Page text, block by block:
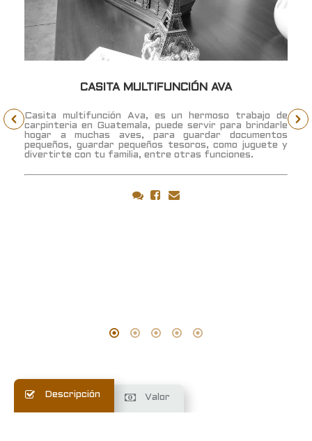
CASITA MULTIFUNCIÓN AVA
Casita multifunción Ava, es un hermoso trabajo de
carpinteria en Guatemala, puede servir para brindarle
hogar a muchas aves, para guardar documentos
pequeños, guardar pequeños tesoros, como juguete y
divertirte con tu familia, entre otras funciones.
Descripción Valor